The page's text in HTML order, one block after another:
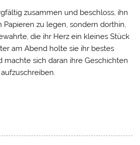
zusammen und beschloss, ihn
zu legen, sondern dorthin,
die ihr Herz ein kleines Stück
am Abend holte sie ihr bestes
machte sich daran ihre Geschichten